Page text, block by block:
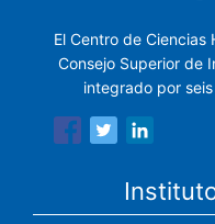
El Centro de Ciencias
Consejo Superior de
integrado por